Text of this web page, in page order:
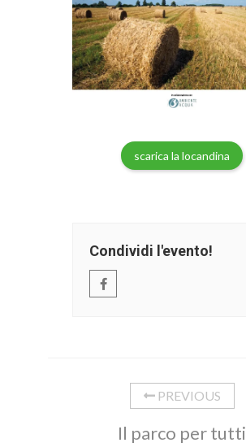
scarica la locandina
Condividi l'evento!
PREVIOUS
Il parco per tutti